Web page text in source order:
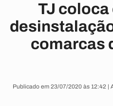
TJ coloca
comarcas
Publicado em 23/07/2020 às 12:42 |